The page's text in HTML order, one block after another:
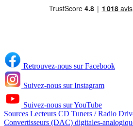
Retrouvez-nous sur Facebook
Suivez-nous sur Instagram
Suivez-nous sur YouTube
Sources Lecteurs CD Tuners / Radio
Convertisseurs (DAC) digitales-